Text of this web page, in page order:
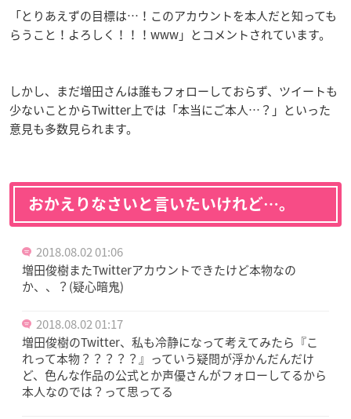
「とりあえずの目標は…！このアカウントを本人だと知っても
らうこと！よろしく！！！www」とコメントされています。
しかし、まだ増田さんは誰もフォローしておらず、ツイートも
少ないことからTwitter上では「本当にご本人…？」といった
意見も多数見られます。
おかえりなさいと言いたいけれど…。
2018.08.02 01:06
増田俊樹またTwitterアカウントできたけど本物なの
か、、？(疑心暗鬼)
2018.08.02 01:17
増田俊樹のTwitter、私も冷静になって考えてみたら『こ
れって本物？？？？？』っていう疑問が浮かんだんだけ
ど、色んな作品の公式とか声優さんがフォローしてるから
本人なのでは？って思ってる